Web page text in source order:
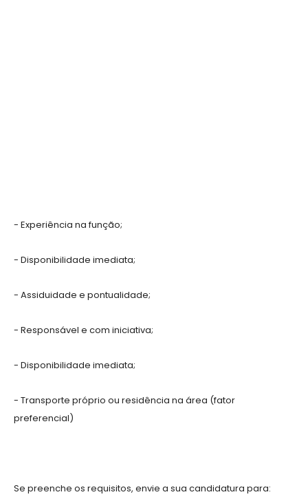
- Experiência na função;
- Disponibilidade imediata;
- Assiduidade e pontualidade;
- Responsável e com iniciativa;
- Disponibilidade imediata;
- Transporte próprio ou residência na área (fator
preferencial)
Se preenche os requisitos, envie a sua candidatura para: